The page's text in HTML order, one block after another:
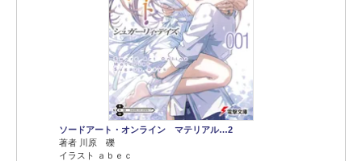
ソードアート・オンライン マテリアル…2
著者 川原 礫
イラスト ａｂｅｃ